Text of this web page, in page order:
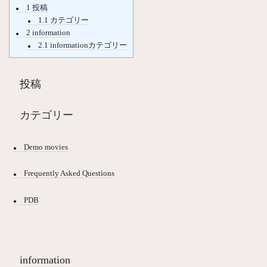
1 投稿
1.1 カテゴリー
2 information
2.1 informationカテゴリー
投稿
カテゴリー
Demo movies
Frequently Asked Questions
PDB
information